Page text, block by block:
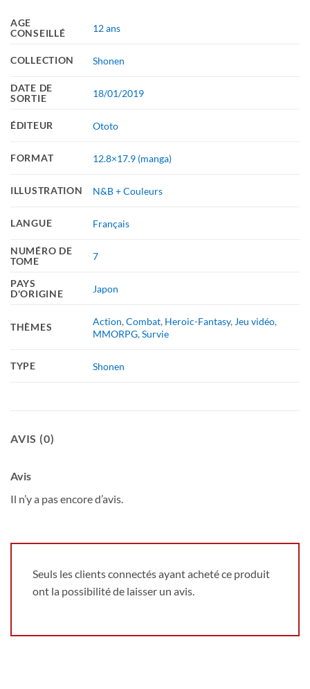
AGE
CONSEILLÉ
12 ans
COLLECTION Shonen
DATE DE
SORTIE
18/01/2019
ÉDITEUR Ototo
FORMAT 12.8×17.9 (manga)
ILLUSTRATION N&B + Couleurs
LANGUE Français
NUMÉRO DE
TOME
7
PAYS
D'ORIGINE
Japon
THÈMES
Action,Combat, Heroic-Fantasy, Jeu vidéo,
MMORPG,Survie
TYPE Shonen
AVIS (0)
Avis
Il n’y a pas encore d’avis.
Seuls les clients connectés ayant acheté ce produit
ont la possibilité de laisser un avis.